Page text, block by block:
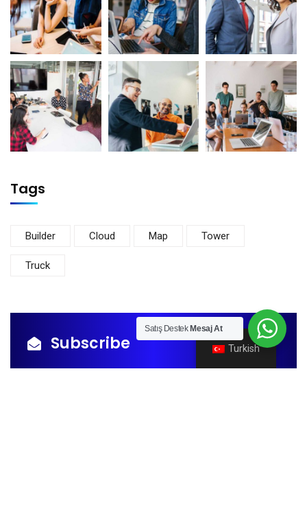
Tags
Builder Cloud Map Tower
Truck
Subscribe Turkish
Satış Destek Mesaj At